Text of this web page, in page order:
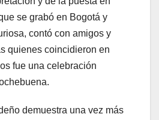
se grabó en Bogotá y
contó con amigos y
quienes coincidieron en
fue una celebración
demuestra una vez más